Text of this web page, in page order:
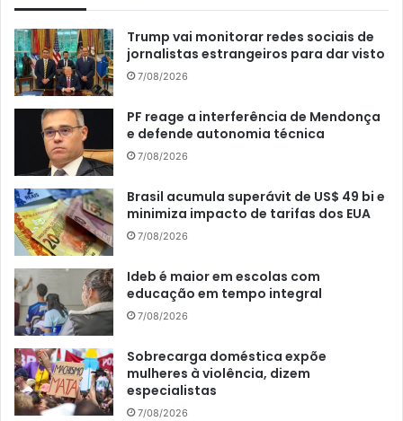
Trump vai monitorar redes sociais de
jornalistas estrangeiros para dar visto
7/08/2026
PF reage a interferência de Mendonça
e defende autonomia técnica
7/08/2026
Brasil acumula superávit de US$ 49 bi e
minimiza impacto de tarifas dos EUA
7/08/2026
Ideb é maior em escolas com
educação em tempo integral
7/08/2026
Sobrecarga doméstica expõe
mulheres à violência, dizem
especialistas
7/08/2026